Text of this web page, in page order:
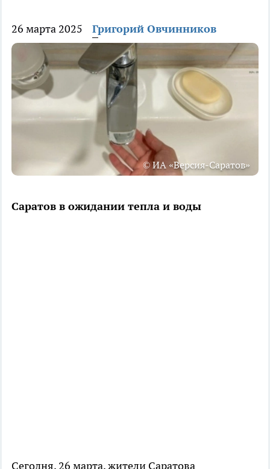
26 марта 2025 Григорий Овчинников
© ИА «Версия-Саратов»
Саратов в ожидании тепла и воды
Сегодня, 26 марта, жители Саратова